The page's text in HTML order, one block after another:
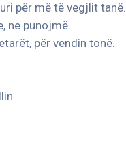
për më të vegjlit tanë.
ne punojmë.
për vendin tonë.